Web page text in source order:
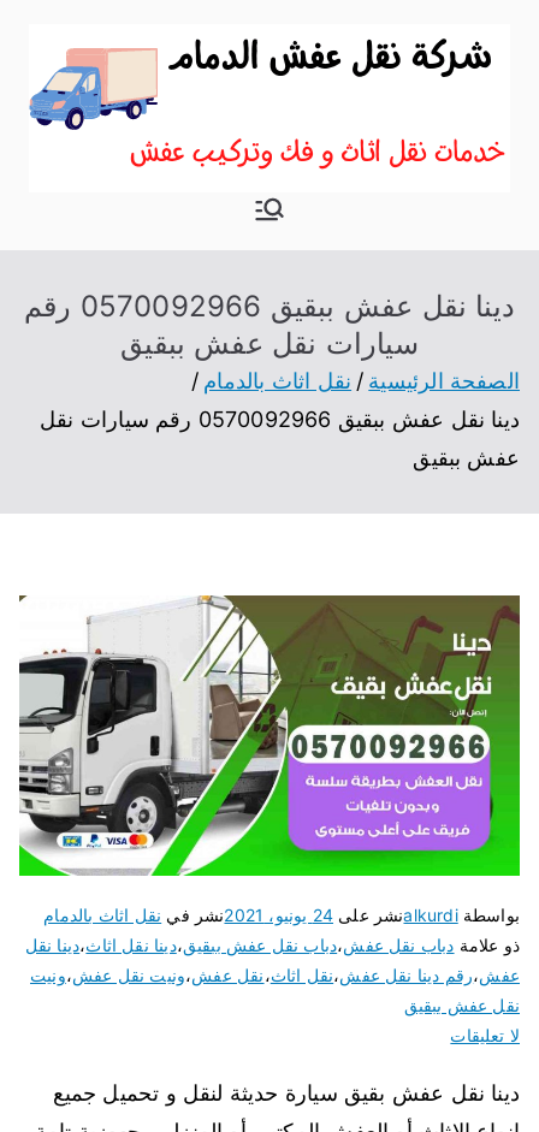
بالدمام
موقع آخر في نقل عفش
دينا نقل عفش ببقيق 0570092966 رقم
سيارات نقل عفش ببقيق
الصفحة الرئيسية
نقل اثاث بالدمام
دينا نقل عفش ببقيق 0570092966 رقم سيارات نقل
عفش ببقيق
بواسطةalkurdiنشر على 24 يونيو، 2021 نشر في نقل اثاث بالدمام
ذو علامة دباب نقل عفش،دباب نقل عفش ببقيق،دينا نقل اثاث،دينا نقل
عفش،رقم دينا نقل عفش،نقل اثاث،نقل عفش،ونيت نقل عفش،ونيت
نقل عفش ببقيق
لا تعليقات
دينا نقل عفش بقيق سيارة حديثة لنقل و تحميل جميع